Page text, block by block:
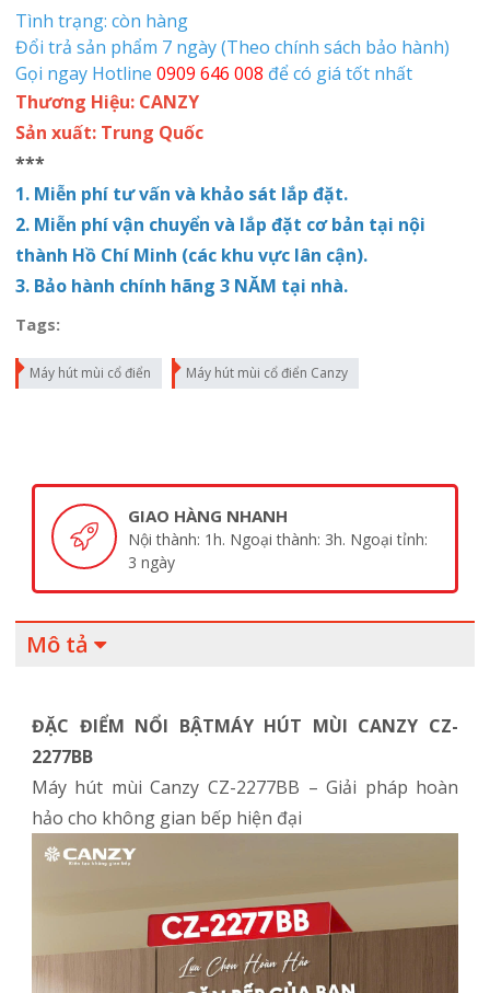
Tình trạng: còn hàng
Đổi trả sản phẩm 7 ngày (Theo chính sách bảo hành)
Gọi ngay Hotline 0909 646 008 để có giá tốt nhất
Thương Hiệu: CANZY
Sản xuất: Trung Quốc
***
1. Miễn phí tư vấn và khảo sát lắp đặt.
2. Miễn phí vận chuyển và lắp đặt cơ bản tại nội
thành Hồ Chí Minh (các khu vực lân cận).
3. Bảo hành chính hãng 3 NĂM tại nhà.
Tags:
Máy hút mùi cổ điển Máy hút mùi cổ điển Canzy
SẢN PHẨM CHÍNH HÃNG
Cam kết sản phẩm chính hãng 100%
Mô tả
ĐẶC ĐIỂM NỔI BẬTMÁY HÚT MÙI CANZY CZ-
2277BB
Máy hút mùi Canzy CZ-2277BB – Giải pháp hoàn
hảo cho không gian bếp hiện đại